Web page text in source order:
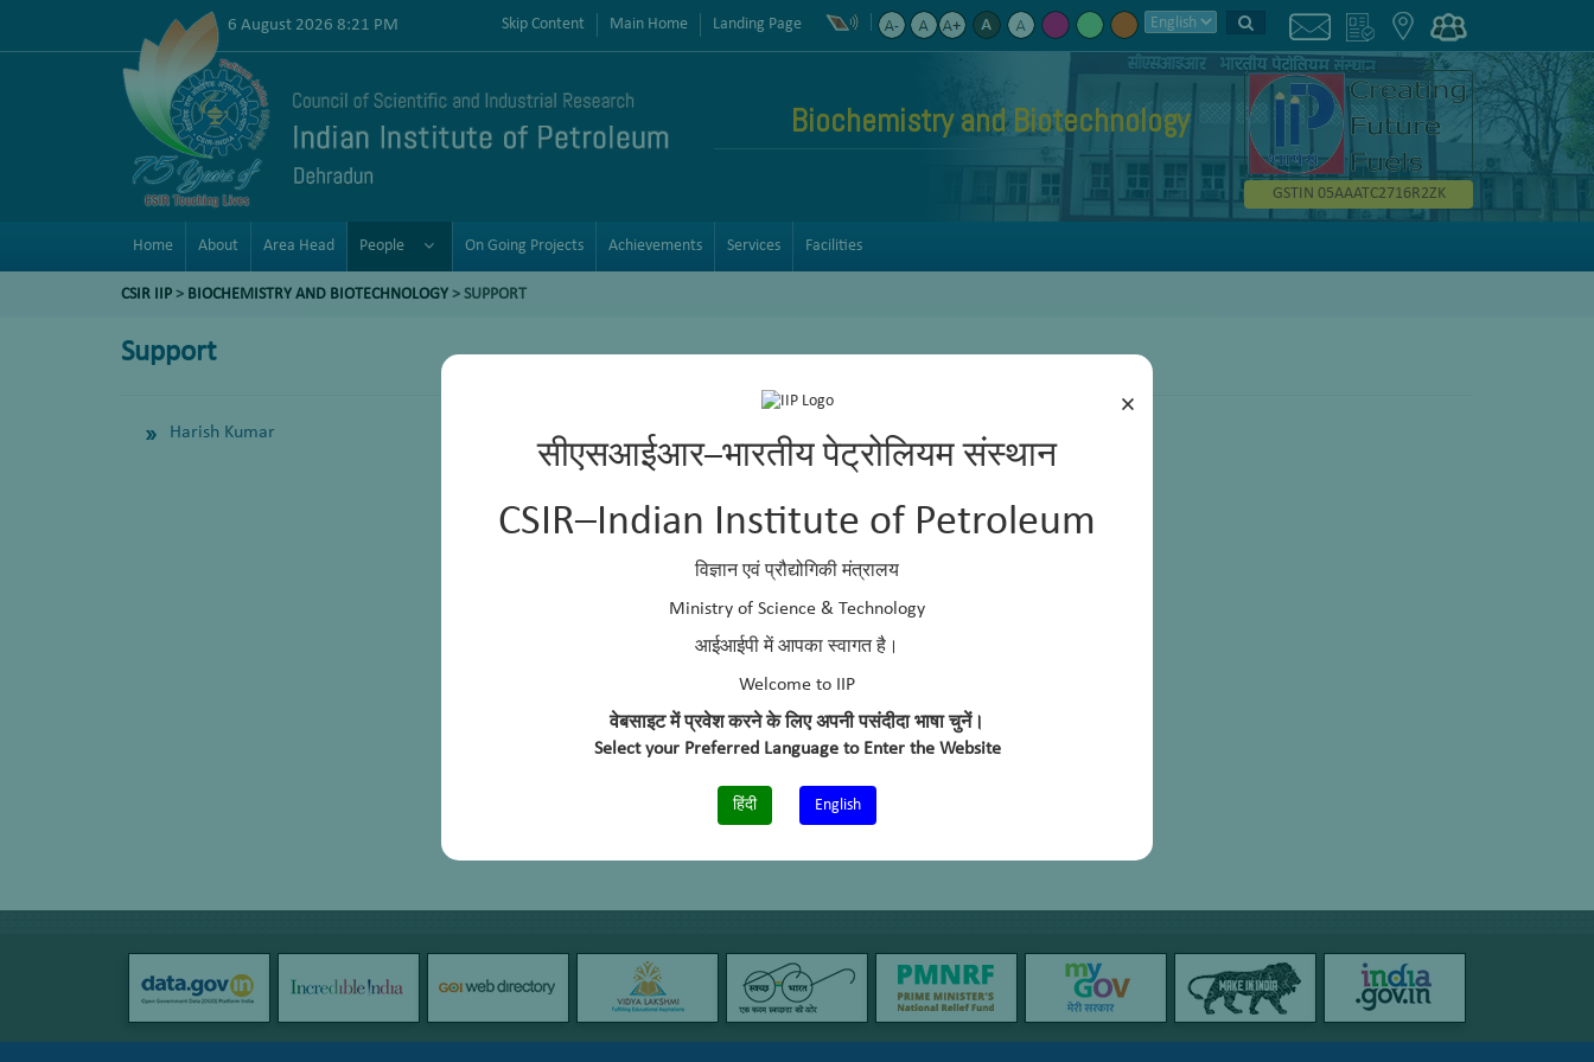
×
सीएसआईआर–भारतीय पेट्रोलियम संस्थान
CSIR–Indian Institute of Petroleum
विज्ञान एवं प्रौद्योगिकी मंत्रालय
Ministry of Science & Technology
आईआईपी में आपका स्वागत है।
Welcome to IIP
वेबसाइट में प्रवेश करने के लिए अपनी पसंदीदा भाषा चुनें।
Select your Preferred Language to Enter the Website
हिंदी English
6 August 2026 8:21 PM Skip Content Main Home Landing Page
Biochemistry and Biotechnology
GSTIN 05AAATC2716R2ZK
Home About Area Head People On Going Projects Achievements Services Facilities
CSIR IIP > BIOCHEMISTRY AND BIOTECHNOLOGY > SUPPORT
Support
Harish Kumar